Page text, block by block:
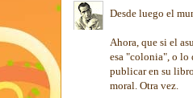
Desde luego el
Ahora, que si el
esa "colonia", o lo
publicar en su
moral. Otra vez.